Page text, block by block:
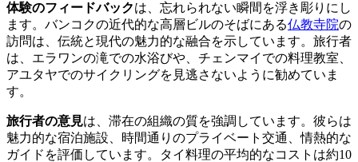
体験のフィードバックは、忘れられない瞬間を浮き彫りにし
ます。バンコクの近代的な高層ビルのそばにある仏教寺院の
訪問は、伝統と現代の魅力的な融合を示しています。旅行者
は、エラワンの滝での水浴びや、チェンマイでの料理教室、
アユタヤでのサイクリングを見逃さないように勧めていま
す。
旅行者の意見は、滞在の組織の質を強調しています。彼らは
魅力的な宿泊施設、時間通りのプライベート交通、情熱的な
ガイドを評価しています。タイ料理の平均的なコストは約10